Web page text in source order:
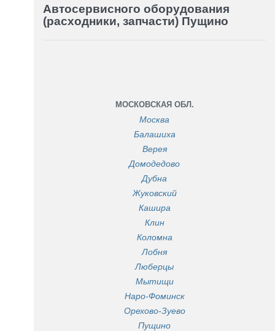
Автосервисного оборудования
(расходники, запчасти) Пущино
МОСКОВСКАЯ ОБЛ.
Москва
Балашиха
Верея
Домодедово
Дубна
Жуковский
Кашира
Клин
Коломна
Лобня
Люберцы
Мытищи
Наро-Фоминск
Орехово-Зуево
Пущино